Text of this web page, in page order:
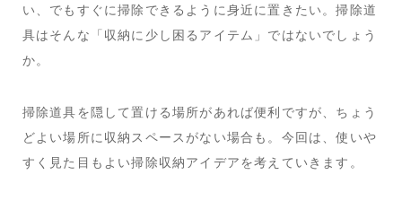
い、でもすぐに掃除できるように身近に置きたい。掃除道
具はそんな「収納に少し困るアイテム」ではないでしょう
か。
掃除道具を隠して置ける場所があれば便利ですが、ちょう
どよい場所に収納スペースがない場合も。今回は、使いや
すく見た目もよい掃除収納アイデアを考えていきます。